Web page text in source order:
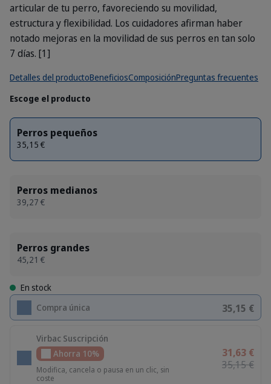
articular de tu perro, favoreciendo su movilidad,
estructura y flexibilidad. Los cuidadores afirman haber
notado mejoras en la movilidad de sus perros en tan solo
7 días. [1]
Detalles del productoBeneficiosComposiciónPreguntas frecuentes
Escoge el producto
Perros pequeños
35,15 €
Perros medianos
39,27 €
Perros grandes
45,21 €
En stock
Compra única
35,15 €
Virbac Suscripción
Ahorra 10%
Modifica, cancela o pausa en un clic, sin
coste
31,63 €
35,15 €